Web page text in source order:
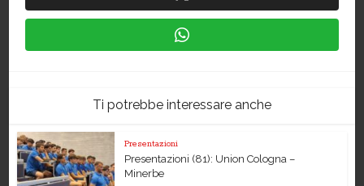
Ti potrebbe interessare anche
Presentazioni
Presentazioni (81): Union Cologna –
Minerbe